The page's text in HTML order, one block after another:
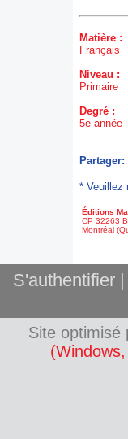
Matière :
Français
Niveau :
Primaire
Degré :
5e année
Partager:
* Veuillez
Éditions
CP 32263
Montréal
S'authentifier|
Site optimisé